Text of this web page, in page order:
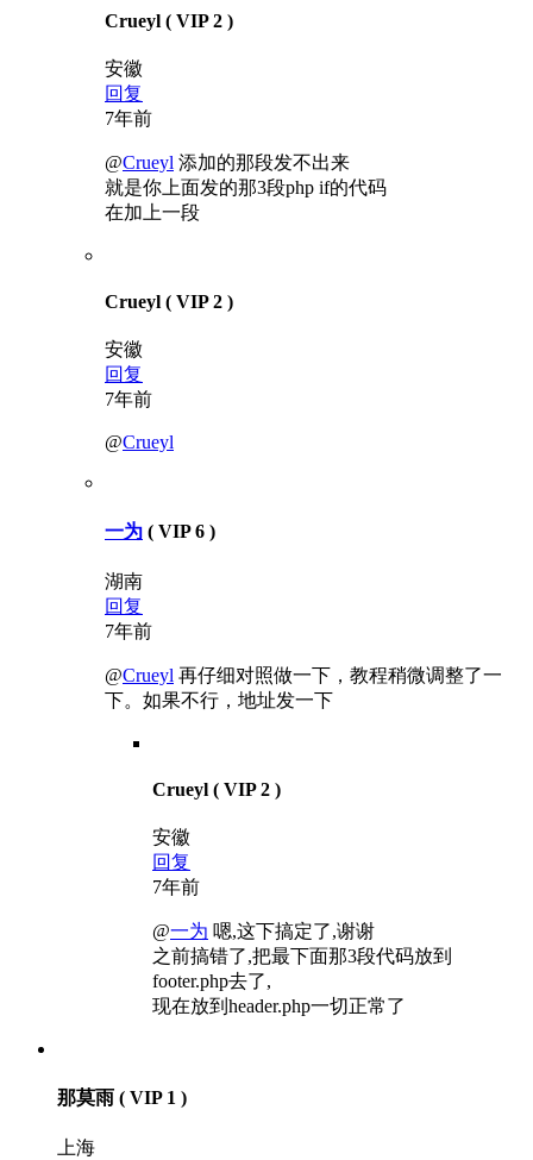
Crueyl ( VIP 2 )
安徽
回复
7年前
@Crueyl 添加的那段发不出来
就是你上面发的那3段php if的代码
在加上一段
Crueyl ( VIP 2 )
安徽
回复
7年前
@Crueyl
一为 ( VIP 6 )
湖南
回复
7年前
@Crueyl 再仔细对照做一下，教程稍微调整了一
下。如果不行，地址发一下
Crueyl ( VIP 2 )
安徽
回复
7年前
@一为 嗯,这下搞定了,谢谢
之前搞错了,把最下面那3段代码放到
footer.php去了,
现在放到header.php一切正常了
那莫雨 ( VIP 1 )
上海